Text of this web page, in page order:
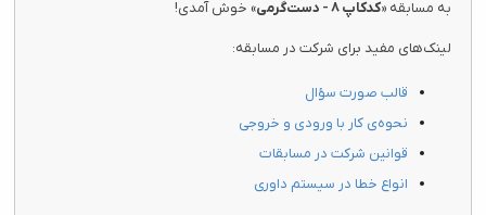
به مسابقه «کدکاپ ۸ - دست‌گرمی » خوش آمدی!
لینک‌های مفید برای شرکت در مسابقه:
قالب صورت سؤال
نحوه‌ی کار با ورودی و خروجی
قوانین شرکت در مسابقات
انواع خطا در سیستم داوری